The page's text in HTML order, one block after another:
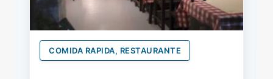
COMIDA RAPIDA, RESTAURANTE